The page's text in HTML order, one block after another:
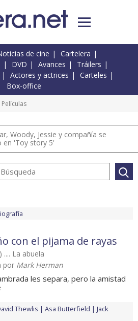
de cine
Cartelera
DVD Avances
Tráilers
Actores y actrices
Carteles
Box-office
Películas
Woody, Jessie y compañía se
en 'Toy story 5'
con el pijama de rayas
.... La abuela
por Mark Herman
les separa, pero la amistad
Thewlis Asa Butterfield
Jack